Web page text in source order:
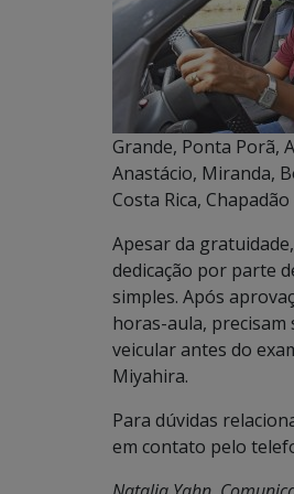
Grande, Ponta Porã,
Anastácio, Miranda,
Costa Rica,
Apesar da
dedicação por parte
simples. Após
horas-aula, precisam
veicular antes do
Miyahira.
Para dúvidas
em contato pelo